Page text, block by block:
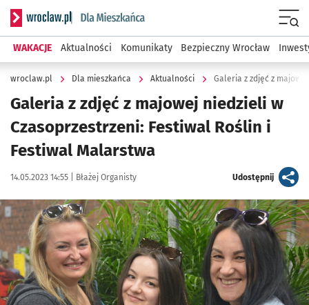
Serwis informacyjny wroclaw.pl podserwis: Dla mieszkańca
WAKACJE Aktualności Komunikaty Bezpieczny Wrocław
wroclaw.pl Dla mieszkańca Aktualności
Galeria z zdjęć z majowej niedzieli w
Czasoprzestrzeni: Festiwal Roślin i
Festiwal Malarstwa
Data publikacji:
14.05.2023 14:55 | Autor:
Błażej Organisty Udostępnijartykuł
Kliknij, aby zobaczyć galerię